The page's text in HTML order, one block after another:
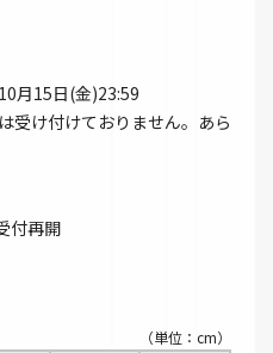
月15日(金)23:59
受け付けておりません。あら
付再開
（単位：cm）